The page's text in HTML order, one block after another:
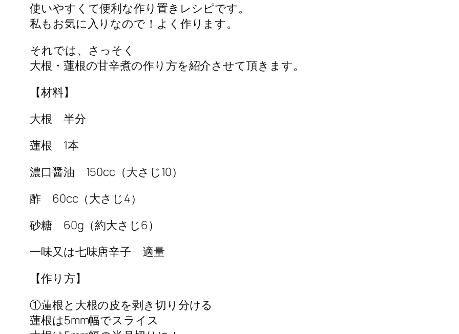
使いやすくて便利な作り置きレシピです。
私もお気に入りなので！よく作ります。
それでは、さっそく
大根・蓮根の甘辛煮の作り方を紹介させて頂きます。
【材料】
大根 半分
蓮根 1本
濃口醤油 150cc（大さじ10）
酢 60cc（大さじ4）
砂糖 60g（約大さじ6）
一味又は七味唐辛子 適量
【作り方】
①蓮根と大根の皮を剥き切り分ける
蓮根は5mm幅でスライス